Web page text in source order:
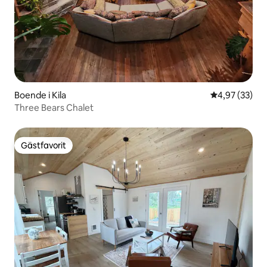
Boende i Kila 4,97 av 5 i
4,97 (33)
Three Bears Chalet
Gästfavorit
Gästfavorit